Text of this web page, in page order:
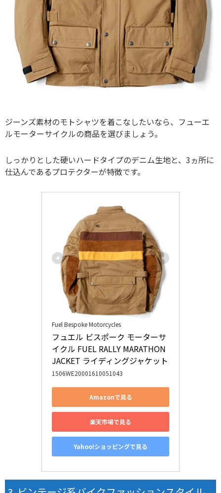
ジーンズ素材のモトシャツを着こなしたいなら、フューエ
ルモーターサイクルの商品を選びましょう。
しっかりとした硬いハードタイプのデニム生地と、3ヵ所に
仕込んであるプロテクターが特徴です。
Fuel Bespoke Motorcycles
フュエル ビスポーク モーターサ
イクル FUEL RALLY MARATHON
JACKET ライディングジャケット
1506WE20001610051043
Amazonで見る
楽天市場で見る
Yahoo!ショッピングで見る